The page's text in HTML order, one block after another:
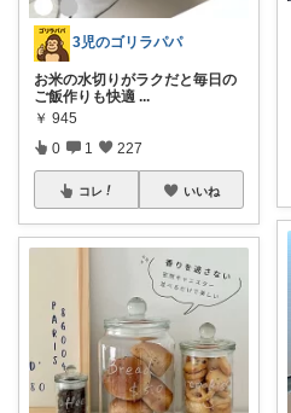
3児のゴリラパパ
お米の水切りがラクだと毎日の
ご飯作りも快適 ...
￥ 945
0 1 227
コレ いいね